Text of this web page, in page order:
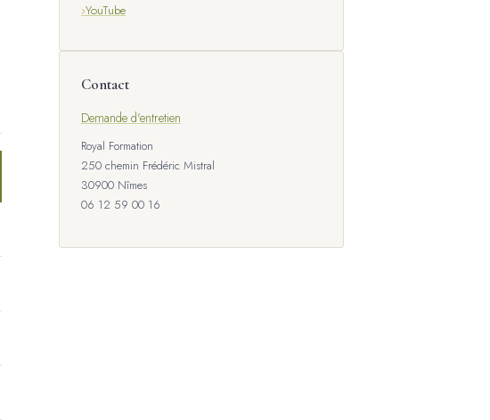
YouTube
Contact
Demande d'entretien
Royal Formation
250 chemin Frédéric Mistral
30900 Nîmes
06 12 59 00 16